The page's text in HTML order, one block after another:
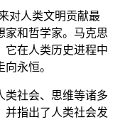
对人类文明贡献最
家和哲学家。马克思
它在人类历史进程中
永恒。
类社会、思维等诸多
并指出了人类社会发